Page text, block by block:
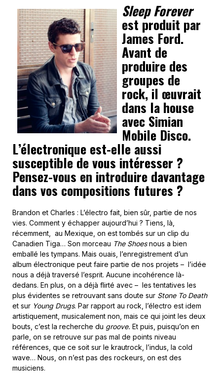
Sleep Forever
est produit par
James Ford.
Avant de
produire des
groupes de
rock, il œuvrait
dans la house
avec Simian
Mobile Disco.
L’électronique est-elle aussi
susceptible de vous intéresser ?
Pensez-vous en introduire davantage
dans vos compositions futures ?
Brandon et Charles : L’électro fait, bien sûr, partie de nos
vies. Comment y échapper aujourd’hui ? Tiens, là,
récemment, au Mexique, on est tombés sur un clip du
Canadien Tiga… Son morceau The Shoesnous a bien
emballé les tympans. Mais ouais, l’enregistrement d’un
album électronique peut faire partie de nos projets – l’idée
nous a déjà traversé l’esprit. Aucune incohérence là-
dedans. En plus, on a déjà flirté avec – les tentatives les
plus évidentes se retrouvant sans doute sur Stone To Death
et sur Young Drugs. Par rapport au rock, l’électro est idem
artistiquement, musicalement non, mais ce qui joint les deux
bouts, c’est la recherche du groove. Et puis, puisqu’on en
parle, on se retrouve sur pas mal de points niveau
références, que ce soit sur le krautrock, l’indus, la cold
wave… Nous, on n’est pas des rockeurs, on est des
musiciens.